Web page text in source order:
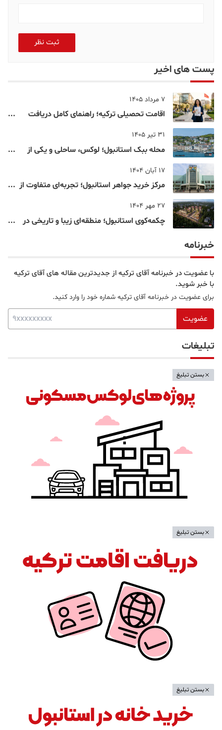
ثبت نظر
پست های اخیر
7 مرداد 1405
اقامت تحصیلی ترکیه؛ راهنمای کامل دریافت
31 تیر 1405
محله ببک استانبول؛ لوکس، ساحلی و یکی از
17 آبان 1404
مرکز خرید جواهر استانبول؛ تجربه‌ای متفاوت از
27 مهر 1404
چکمه‌کوی استانبول؛ منطقه‌ای زیبا و تاریخی در
خبرنامه
با عضویت در خبرنامه آقای ترکیه از جدیدترین مقاله های آقای ترکیه
با خبر شوید.
برای عضویت در خبرنامه آقای ترکیه شماره خود را وارد کنید.
عضویت
تبلیغات
بستن تبلیغ
بستن تبلیغ
بستن تبلیغ